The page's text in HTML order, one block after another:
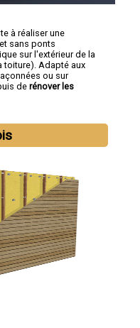
à réaliser une
sans ponts
sur l'extérieur de la
toiture). Adapté aux
ou sur
de rénover les